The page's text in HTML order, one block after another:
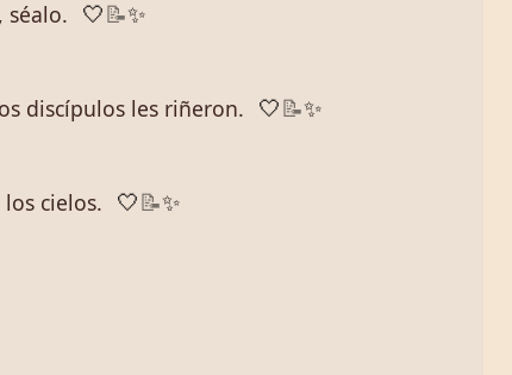
séalo.
🤍 📝✨
discípulos les riñeron. 🤍 📝✨
cielos. 🤍 📝✨